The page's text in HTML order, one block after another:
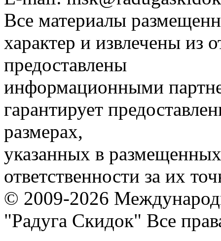
Все материалы
характер и извлечены из
предоставлены
информационными
гарантирует
размерах,
указанных в
ответственности за их
© 2009-2026
"Радуга Скидок" Все